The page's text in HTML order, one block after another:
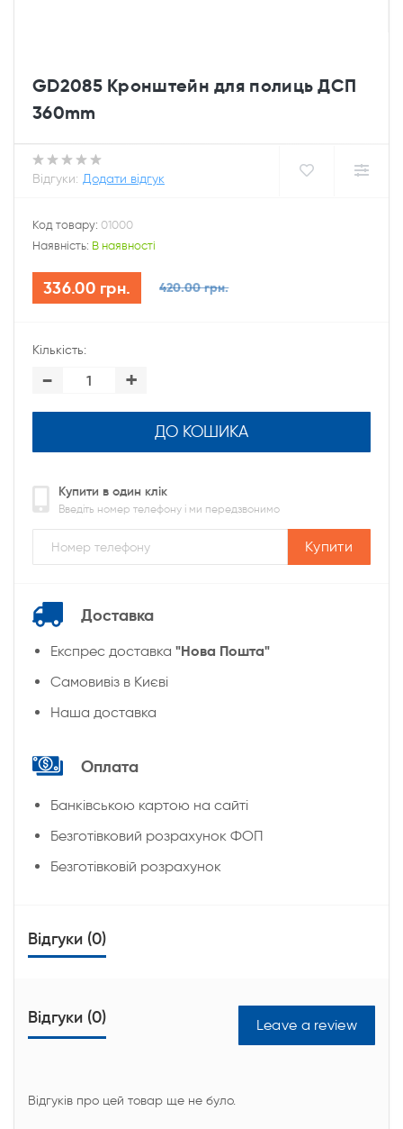
GD2085 Кронштейн для полиць ДСП
360mm
Відгуки: Додати відгук
Код товару: 01000
Наявність: В наявності
336.00 грн. 420.00 грн.
Кількість:
- +
ДО КОШИКА
Купити в один клік
Введіть номер телефону і ми передзвонимо
Купити
Доставка
Експрес доставка "Нова Пошта"
Cамовивіз в Києві
Наша доставка
Оплата
Банківською картою на сайті
Безготівковий розрахунок ФОП
Безготівковій розрахунок
Відгуки (0)
Відгуки (0) Leave a review
Відгуків про цей товар ще не було.